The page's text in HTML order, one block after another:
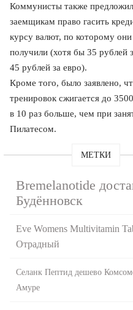
Коммунисты также
заемщикам право гасить
курсу валют, по которому они
получили (хотя бы 35 рублей
45 рублей за евро).
Кроме того, было заявлено,
тренировок сжигается до
в 10 раз больше, чем при
Пилатесом.
МЕТКИ
Bremelanotide
Будённовск
Eve Womens Multivitamin
Отрадный
Селанк Пептид дешево
Амуре